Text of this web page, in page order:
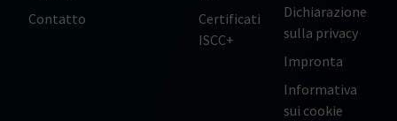
Contatto
Certificati
ISCC+
Dichiarazione
sulla privacy
Impronta
Informativa
sui cookie